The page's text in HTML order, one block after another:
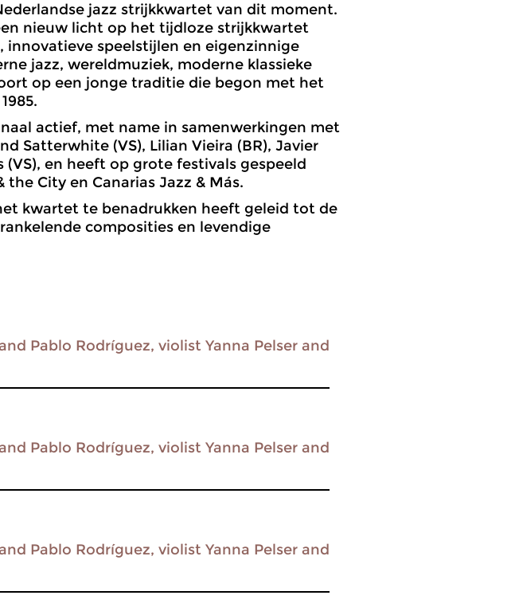
jazz strijkkwartet van dit moment.
nieuw licht op het tijdloze strijkkwartet
speelstijlen en eigenzinnige
jazz, wereldmuziek, moderne klassieke
op een jonge traditie die begon met het
actief, met name in samenwerkingen met
Satterwhite (VS), Lilian Vieira (BR), Javier
(VS), en heeft op grote festivals gespeeld
the City en Canarias Jazz & Más.
kwartet te benadrukken heeft geleid tot de
composities en levendige
Pablo Rodríguez, violist Yanna Pelser and
Pablo Rodríguez, violist Yanna Pelser and
Pablo Rodríguez, violist Yanna Pelser and